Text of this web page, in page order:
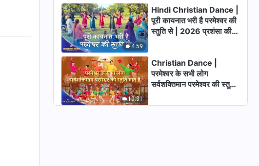
1:11:38
52:33
सर्वशक्तिमान परमेश्वर के वचन "विजय-
कार्य के दूसरे चरण के प्रभावों को कैसे
प्राप्त किया जाता है"
31:23
सर्वशक्तिमान परमेश्वर के वचन "विजय के
कार्य का आंतरिक सत्य (2)"
4:59
Hindi Christian Dance |
पूरी कायनात भरी है परमेश्वर की
स्तुति से | 2026 प्रशंसा की
10:31
Christian Dance |
परमेश्वर के सभी लोग
सर्वशक्तिमान परमेश्वर की स्तुति
आवाजें